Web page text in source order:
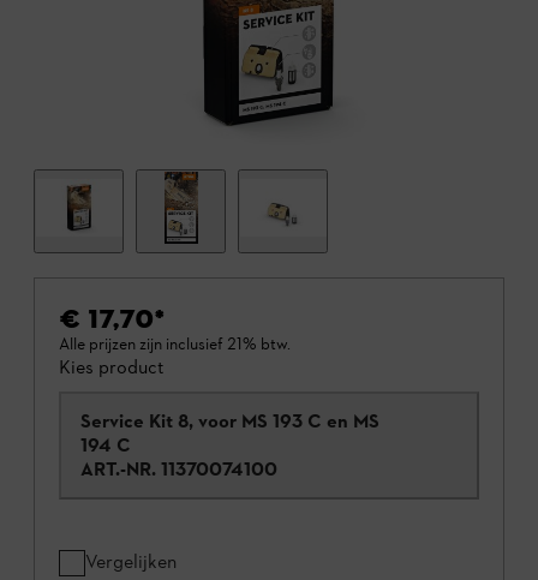
€ 17,70*
Alle prijzen zijn inclusief 21% btw.
Kies product
Service Kit 8, voor MS 193 C en MS
194 C
ART.-NR. 11370074100
Vergelijken